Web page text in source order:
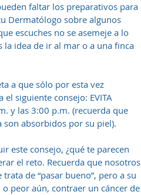
faltar los preparativos para
Dermatólogo sobre algunos
escuches no se asemeje a lo
la idea de ir al mar o a una finca
a que sólo por esta vez
siguiente consejo: EVITA
y las 3:00 p.m. (recuerda que
absorbidos por su piel).
este consejo, ¿qué te parecen
el reto. Recuerda que nosotros
de “pasar bueno”, pero a su
peor aún, contraer un cáncer de